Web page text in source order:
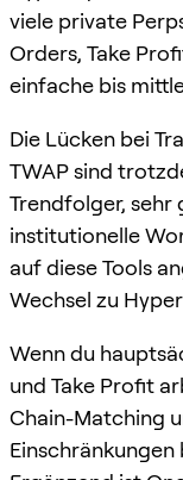
viele private
Orders, Take
einfache bis
Die Lücken bei
TWAP sind
Trendfolger,
institutionelle
auf diese Tools
Wechsel zu
Wenn du
und Take Profit
Chain-Matching